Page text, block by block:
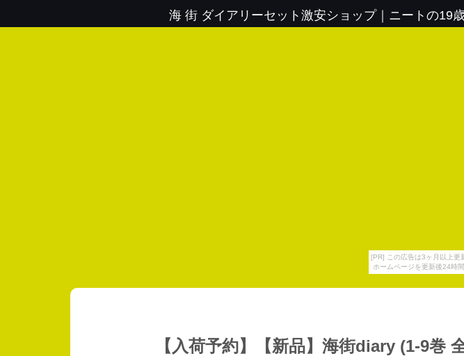
[PR] この広告は3ヶ月以上更
ホームページを更新後24時
海 街 ダイアリーセット激安ショップ｜ ニートの19
【入荷予約】【新品】海街diary (1-9巻